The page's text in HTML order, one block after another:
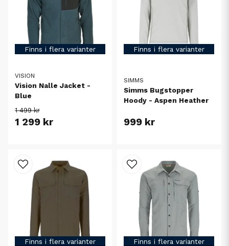
Finns i flera varianter
VISION
Vision Nalle Jacket -
Blue
1 499 kr
1 299 kr
Finns i flera varianter
SIMMS
Simms Bugstopper
Hoody - Aspen Heather
999 kr
Finns i flera varianter Finns i flera varianter